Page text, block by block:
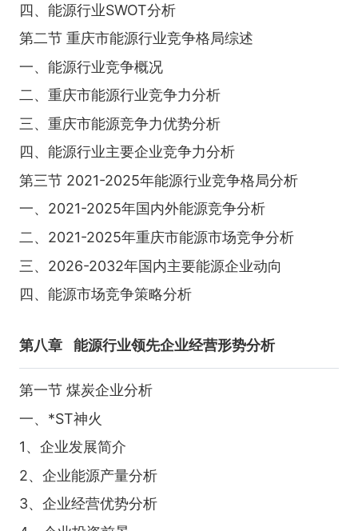
四、能源行业SWOT分析
第二节 重庆市能源行业竞争格局综述
一、能源行业竞争概况
二、重庆市能源行业竞争力分析
三、重庆市能源竞争力优势分析
四、能源行业主要企业竞争力分析
第三节 2021-2025年能源行业竞争格局分析
一、2021-2025年国内外能源竞争分析
二、2021-2025年重庆市能源市场竞争分析
三、2026-2032年国内主要能源企业动向
四、能源市场竞争策略分析
第八章 能源行业领先企业经营形势分析
第一节 煤炭企业分析
一、*ST神火
1、企业发展简介
2、企业能源产量分析
3、企业经营优势分析